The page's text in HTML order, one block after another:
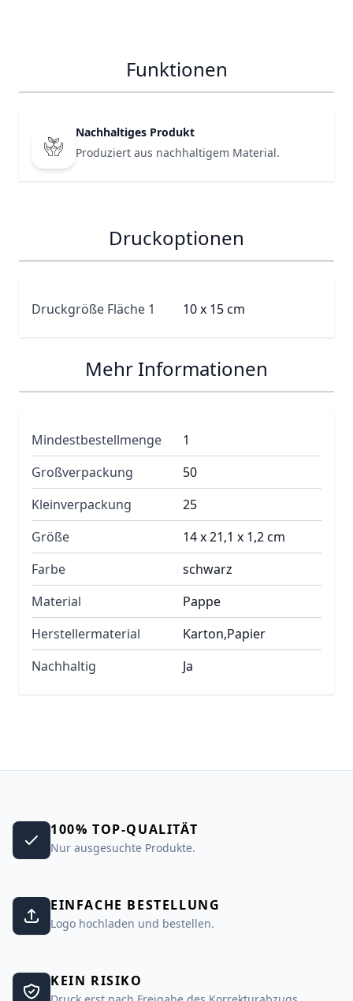
Funktionen
Nachhaltiges Produkt
Produziert aus nachhaltigem Material.
Druckoptionen
Druckgröße Fläche 1 10 x 15 cm
Mehr Informationen
Mindestbestellmenge
1
Großverpackung
50
Kleinverpackung
25
Größe
14 x 21,1 x 1,2 cm
Farbe
schwarz
Material
Pappe
Herstellermaterial
Karton,Papier
Nachhaltig
Ja
100% TOP-QUALITÄT
Nur ausgesuchte Produkte.
EINFACHE BESTELLUNG
Logo hochladen und bestellen.
KEIN RISIKO